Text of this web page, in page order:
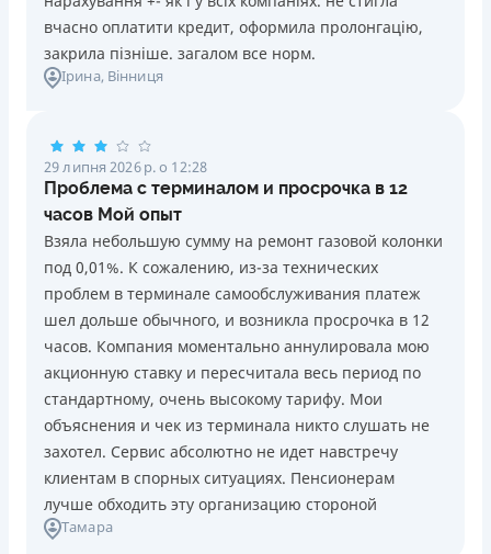
Недоліки
Нема кредиту для юросіб (ФОП)
Немає цілодобової підтримки по телефону
Онлайн (через сайт або інтернет-банкінг)
Через термінали Приватбанку
Через відділення банків-партнерів
Через термінали самообслуговування
Пільговий період
3 дня
Ліцензія НБУ
Ліцензія переоформлена 08.03.2024 р.
Вся інформація про кредит
ОТРИМАТИ ПОЗИКУ Детальніше
ОТРИМАТИ ПОЗИКУ Детальніше
Необхідні документи
Паспорт, ІПН
Вік
18 - 65 років
від 0%
Переваги
Віртуальна картка та кредитний ліміт (з кредитним
лімітом значно більшим за конкурентів)
Безкоштовне зняття кредитних коштів в будь-яком
безконтактному банкоматі України (сума операцій та
кількість необмежена)
Безкоштовний переказ кредитних коштів з Pluscard
на будь-яку картку іншого банку (операція
здійснюється миттєво через застосунок)
Максимальний кредитний ліміт відразу при
оформленні картки (до 50 000 грн. при відповідному
доході)
Зручний додаток для оформлення та управління
платіжною карткою та кредитним лімітом (відсутність
вчасно оплатити кредит, оформила пролонгацію,
закрила пізніше. загалом все норм.
Ірина, Вінниця
29 липня 2026 р. о 12:28
Проблема с терминалом и просрочка в 12
часов Мой опыт
Взяла небольшую сумму на ремонт газовой колонки
под 0,01%. К сожалению, из-за технических
проблем в терминале самообслуживания платеж
шел дольше обычного, и возникла просрочка в 12
часов. Компания моментально аннулировала мою
акционную ставку и пересчитала весь период по
стандартному, очень высокому тарифу. Мои
объяснения и чек из терминала никто слушать не
захотел. Сервис абсолютно не идет навстречу
клиентам в спорных ситуациях. Пенсионерам
лучше обходить эту организацию стороной
Тамара